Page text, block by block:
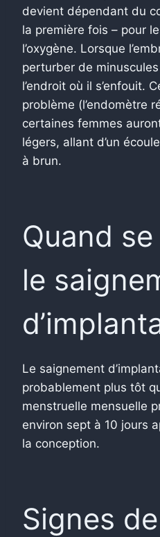
devient dépendant du
la première fois – pour
l’oxygène. Lorsque
perturber de
l’endroit où il s’enfouit.
problème (l’endomètre
certaines femmes
légers, allant d’un
à brun.
Quand
le
Le saignement
probablement plus tôt
menstruelle mensuelle
environ sept à 10 jours
la conception.
Signes de